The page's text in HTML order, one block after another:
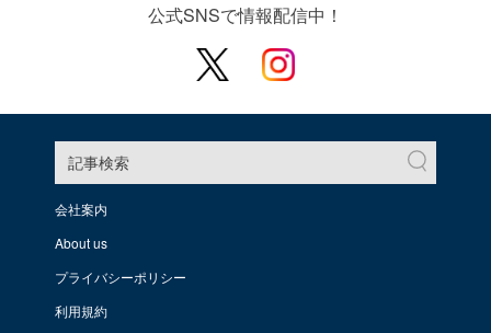
公式SNSで情報配信中！
記事検索
会社案内
About us
プライバシーポリシー
利用規約